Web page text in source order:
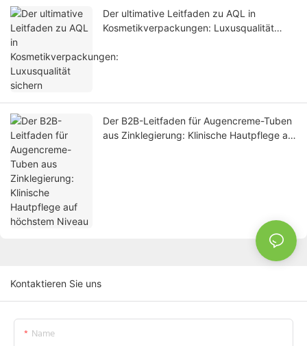
Der ultimative Leitfaden zu AQL in
Kosmetikverpackungen: Luxusqualität
Der B2B-Leitfaden für Augencreme-Tuben
aus Zinklegierung: Klinische Hautpflege auf
Kontaktieren Sie uns
Name